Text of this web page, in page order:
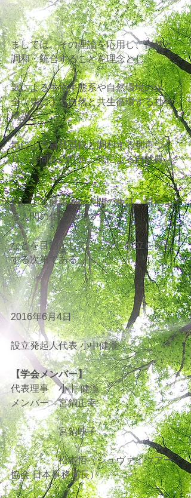
ましては、その理論を応用し、自然と
調和・統合することを理念とし、
気による生物生態系や自然環境の保
全、気による自然と共生循環する社会
構築、
気による自然景観と調和する都市づく
り・共同体の計画、気による自然農
法、
気による健康的な人間の生活、気によ
る人間の住宅環境づくり、
などを目的として、ここに設立を発起
する次第である。
2016年6月4日
設立発起人代表 小中健瀧
【学会メンバー】
代表理事　小中 健瀧
メンバー　宮鍋正幸
宮鍋映子
松本悟（シュヴァイツアー
協会 日本事務局長）